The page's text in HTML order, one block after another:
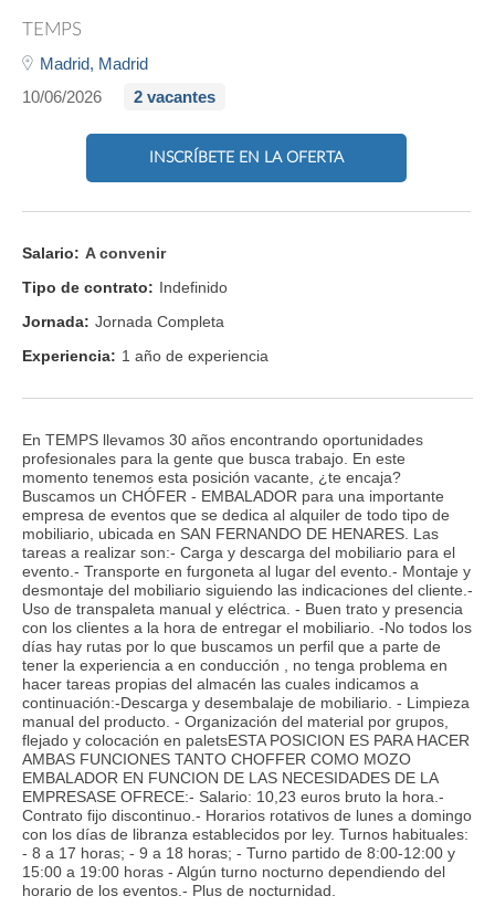
TEMPS
Madrid, Madrid
10/06/2026
2 vacantes
INSCRÍBETE EN LA OFERTA
Salario: A convenir
Tipo de contrato: Indefinido
Jornada: Jornada Completa
Experiencia: 1 año de experiencia
En TEMPS llevamos 30 años encontrando oportunidades
profesionales para la gente que busca trabajo. En este
momento tenemos esta posición vacante, ¿te encaja?
Buscamos un CHÓFER - EMBALADOR para una importante
empresa de eventos que se dedica al alquiler de todo tipo de
mobiliario, ubicada en SAN FERNANDO DE HENARES. Las
tareas a realizar son:- Carga y descarga del mobiliario para el
evento.- Transporte en furgoneta al lugar del evento.- Montaje y
desmontaje del mobiliario siguiendo las indicaciones del cliente.-
Uso de transpaleta manual y eléctrica. - Buen trato y presencia
con los clientes a la hora de entregar el mobiliario. -No todos los
días hay rutas por lo que buscamos un perfil que a parte de
tener la experiencia a en conducción , no tenga problema en
hacer tareas propias del almacén las cuales indicamos a
continuación:-Descarga y desembalaje de mobiliario. - Limpieza
manual del producto. - Organización del material por grupos,
flejado y colocación en paletsESTA POSICION ES PARA HACER
AMBAS FUNCIONES TANTO CHOFFER COMO MOZO
EMBALADOR EN FUNCION DE LAS NECESIDADES DE LA
EMPRESASE OFRECE:- Salario: 10,23 euros bruto la hora.-
Contrato fijo discontinuo.- Horarios rotativos de lunes a domingo
con los días de libranza establecidos por ley. Turnos habituales:
- 8 a 17 horas; - 9 a 18 horas; - Turno partido de 8:00-12:00 y
15:00 a 19:00 horas - Algún turno nocturno dependiendo del
horario de los eventos.- Plus de nocturnidad.